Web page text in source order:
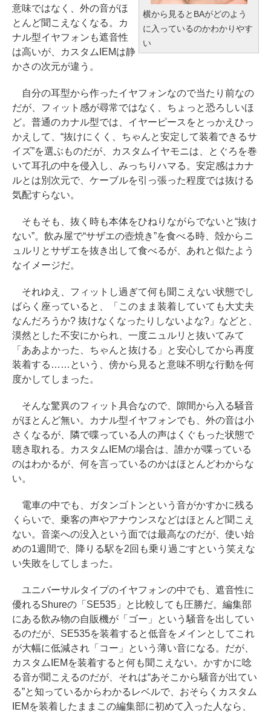
横から見るとBAがどのよう
に入っているのかわかりやす
い
意味ではなく、外の音がほ
とんど聞こえなくなる。カ
ナル型イヤフォンも遮音性
は高いが、カスタムIEMは静
かさの次元が違う。
自分の耳型から作ったイヤフォンなので当たり前なの
だが、フィット感が尋常ではなく、ちょっと恐ろしいほ
ど。普通のカナル型では、イヤーピースをとっかえひっ
かえして、“抜けにくく、ちゃんと安定して装着できるサ
イズ”を選ぶものだが、カスタムイヤモニは、とぐろを巻
いて耳孔の中を侵入し、みっちりハマる。安定感はカナ
ルとは別次元で、ケーブルを引っ張った程度では抜ける
気配すらない。
そもそも、抜く時も本体をひねりながらでないと“抜け
ない”。飲み屋で“サザエの壺焼き”を食べる時、殻からニ
ュルリとサザエを抜き出して食べるが、あれと似たよう
なイメージだ。
それゆえ、フィットし過ぎて何も聞こえない状態でし
ばらく座っていると、「このまま装着していても大丈夫
なんだろうか? 抜けなくなったりしないよな?」などと、
漠然とした不安にかられ、一度ニュルリと抜いてみて
「ああよかった、ちゃんと抜ける」と安心してから再度
装着する……という、傍から見ると意味不明な行動を何
度かしてしまった。
そんな驚異のフィット具合なので、隙間から入る騒音
がほとんど無い。カナル型イヤフォンでも、外の音は小
さくなるが、隣で喋っている人の声はくぐもった状態で
聴き取れる。カスタムIEMの場合は、誰かが喋っている
のはわかるが、何を言っているのかはほとんどわからな
い。
電車の中でも、ガタンゴトンという音がかすかに残る
くらいで、乗客の声やアナウンスなどはほとんど聞こえ
ない。音楽への没入という面では最高なのだが、使い始
めの1週間で、降りる駅を2回も乗り過ごすという笑えな
い失敗をしてしまった。
ユニバーサルタイプのイヤフォンの中でも、遮音性に
優れるShureの「SE535」と比較しても圧勝だ。編集部
にある飲み物の自販機が「ゴー」という騒音を出してい
るのだが、SE535を装着すると低音をメインとしてこれ
が大幅に低減され「コー」という薄い音になる。だが、
カスタムIEMを装着すると何も聞こえない。かすかに唸
る音が聞こえるのだが、それは“あそこから騒音が出てい
る”と知っているからわかるレベルで、おそらくカスタム
IEMを装着したままこの編集部に初めて入った人なら、